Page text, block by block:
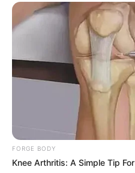
16:59 / 05 Avqust 2026
Balıqların yaddaşı
təkzib edildi
FORGE BODY
Knee Arthritis: A Simple Tip